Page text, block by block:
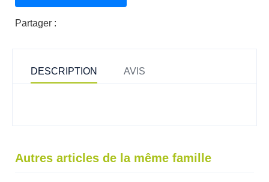
Partager :
DESCRIPTION AVIS
Autres articles de la même famille